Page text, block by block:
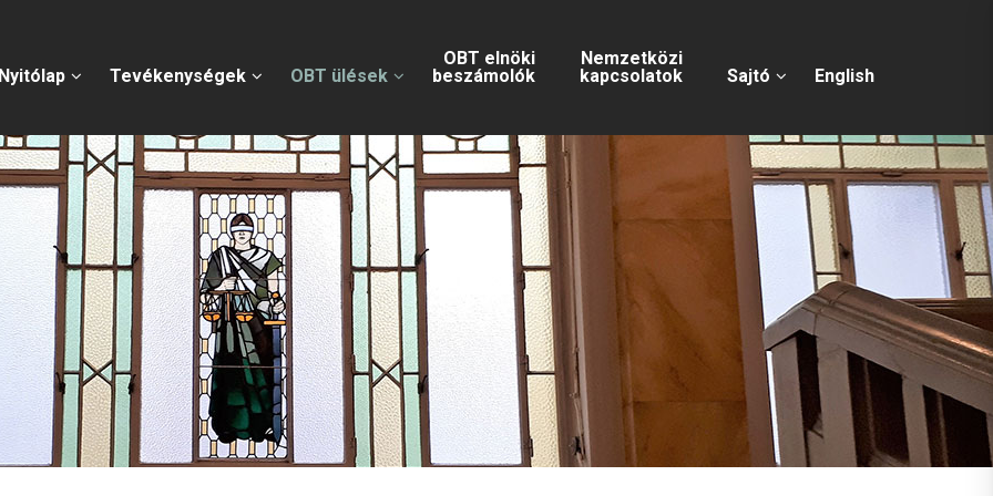
Nyitólap Tevékenységek OBT ülések
OBT elnöki
beszámolók
Nemzetközi
kapcsolatok
Sajtó English